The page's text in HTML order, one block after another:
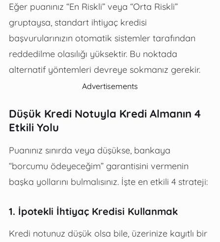
Eğer puanınız “En Riskli” veya “Orta Riskli”
gruptaysa, standart ihtiyaç kredisi
başvurularınızın otomatik sistemler tarafından
reddedilme olasılığı yüksektir. Bu noktada
alternatif yöntemleri devreye sokmanız gerekir.
Advertisements
Düşük Kredi Notuyla Kredi Almanın 4
Etkili Yolu
Puanınız sınırda veya düşükse, bankaya
“borcumu ödeyeceğim” garantisini vermenin
başka yollarını bulmalısınız. İşte en etkili 4 strateji:
1. İpotekli İhtiyaç Kredisi Kullanmak
Kredi notunuz düşük olsa bile, üzerinize kayıtlı bir